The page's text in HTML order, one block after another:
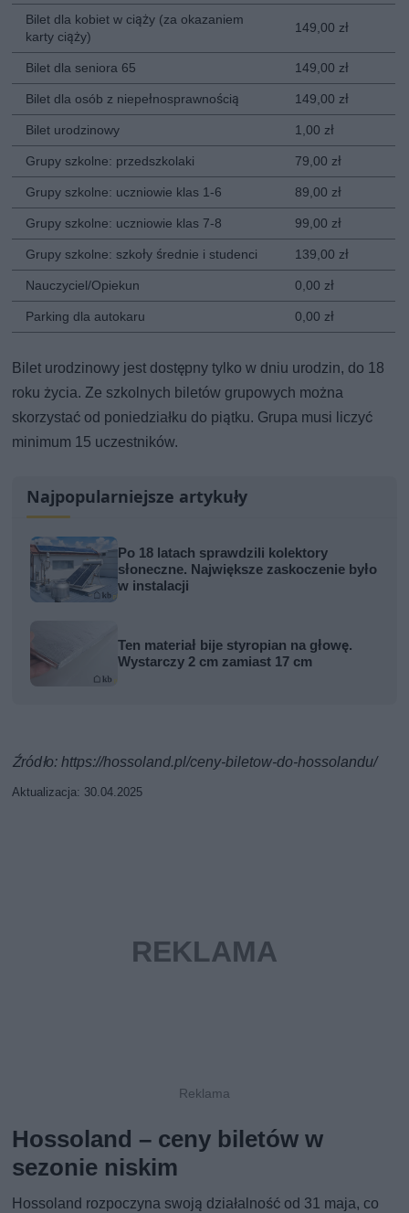
Bilet dla kobiet w ciąży (za okazaniem
karty ciąży)
149,00 zł
Bilet dla seniora 65 149,00 zł
Bilet dla osób z niepełnosprawnością 149,00 zł
Bilet urodzinowy 1,00 zł
Grupy szkolne: przedszkolaki 79,00 zł
Grupy szkolne: uczniowie klas 1-6 89,00 zł
Grupy szkolne: uczniowie klas 7-8 99,00 zł
Grupy szkolne: szkoły średnie i studenci 139,00 zł
Nauczyciel/Opiekun 0,00 zł
Parking dla autokaru 0,00 zł
Bilet urodzinowy jest dostępny tylko w dniu urodzin, do 18
roku życia. Ze szkolnych biletów grupowych można
skorzystać od poniedziałku do piątku. Grupa musi liczyć
minimum 15 uczestników.
Najpopularniejsze artykuły
Po 18 latach sprawdzili kolektory
słoneczne. Największe zaskoczenie było
w instalacji
Ten materiał bije styropian na głowę.
Wystarczy 2 cm zamiast 17 cm
Źródło: https://hossoland.pl/ceny-biletow-do-hossolandu/
Aktualizacja: 30.04.2025
Hossoland – ceny biletów w
sezonie niskim
Hossoland rozpoczyna swoją działalność od 31 maja, co